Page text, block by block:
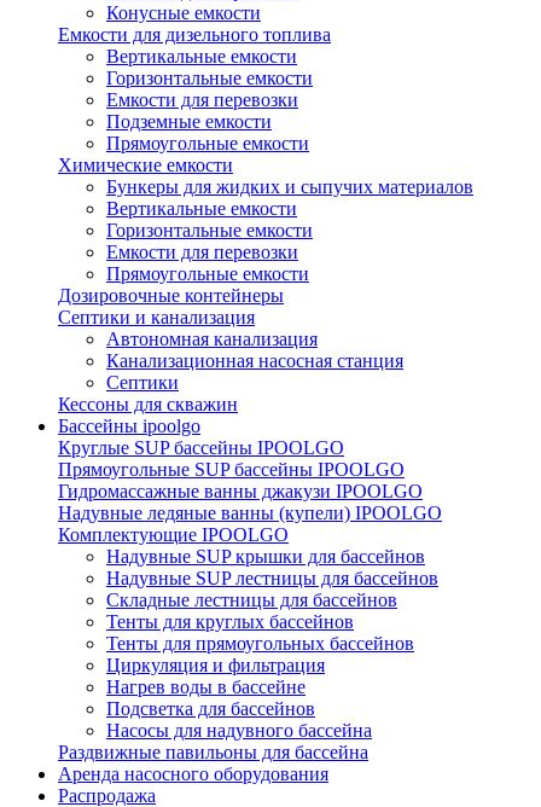
Конусные емкости
Емкости для дизельного топлива
Вертикальные емкости
Горизонтальные емкости
Емкости для перевозки
Подземные емкости
Прямоугольные емкости
Химические емкости
Бункеры для жидких и сыпучих материалов
Вертикальные емкости
Горизонтальные емкости
Емкости для перевозки
Прямоугольные емкости
Дозировочные контейнеры
Септики и канализация
Автономная канализация
Канализационная насосная станция
Септики
Кессоны для скважин
Бассейны ipoolgo
Круглые SUP бассейны IPOOLGO
Прямоугольные SUP бассейны IPOOLGO
Гидромассажные ванны джакузи IPOOLGO
Надувные ледяные ванны (купели) IPOOLGO
Комплектующие IPOOLGO
Надувные SUP крышки для бассейнов
Надувные SUP лестницы для бассейнов
Складные лестницы для бассейнов
Тенты для круглых бассейнов
Тенты для прямоугольных бассейнов
Циркуляция и фильтрация
Нагрев воды в бассейне
Подсветка для бассейнов
Насосы для надувного бассейна
Раздвижные павильоны для бассейна
Аренда насосного оборудования
Распродажа